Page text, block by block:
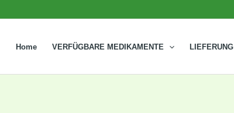
Home VERFÜGBARE MEDIKAMENTE LIEFERUNG